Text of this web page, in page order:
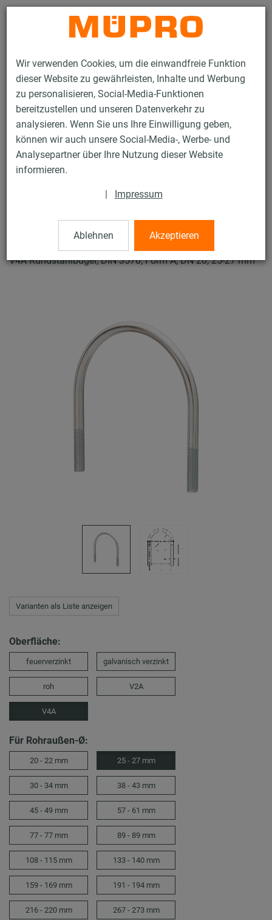
Wir verwenden Cookies, um die einwandfreie Funktion
dieser Website zu gewährleisten, Inhalte und Werbung
zu personalisieren, Social-Media-Funktionen
bereitzustellen und unseren Datenverkehr zu
analysieren. Wenn Sie uns Ihre Einwilligung geben,
können wir auch unsere Social-Media-, Werbe- und
Analysepartner über Ihre Nutzung dieser Website
informieren.
| Impressum
Ablehnen Akzeptieren
Kontakt
Produkte Befestigungstechnik
Schwerlast­befestigung
Rohrschellen und Zubehör für die Schwerlastbefestigung
Rundstahlbügel DIN 3570
Rundstahlbügel DIN 3570
V4A Rundstahlbügel, DIN 3570, Form A, DN 20, 25-27 mm
Varianten als Liste anzeigen
Oberfläche:
feuerverzinkt galvanisch verzinkt
roh V2A
V4A
Für Rohraußen-Ø:
20 - 22 mm 25 - 27 mm
30 - 34 mm 38 - 43 mm
45 - 49 mm 57 - 61 mm
77 - 77 mm 89 - 89 mm
108 - 115 mm 133 - 140 mm
159 - 169 mm 191 - 194 mm
216 - 220 mm 267 - 273 mm